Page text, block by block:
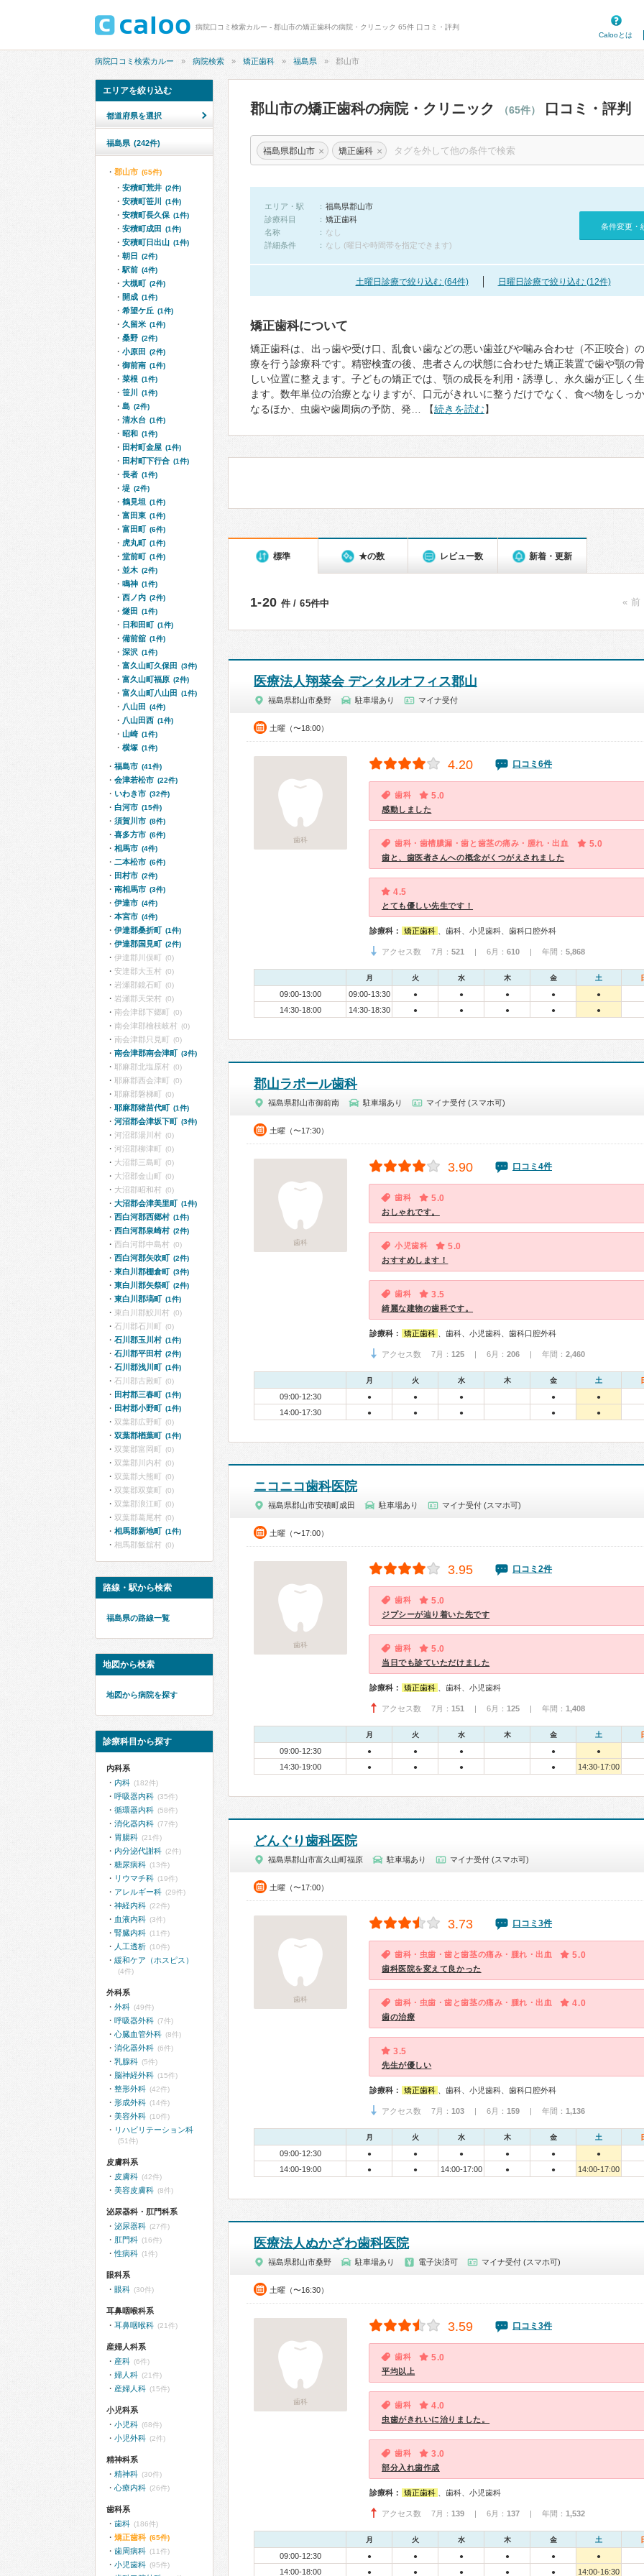
病院口コミ検索カルー - 郡山市の矯正歯科の病院・クリニック 65件 口コミ・評判
Calooとは
病院口コミ検索カルー 病院検索 矯正歯科 福島県 郡山市
郡山市の矯正歯科の病院・クリニック （65件） 口コミ・評判
福島県郡山市 × 矯正歯科 ×
エリア・駅
福島県郡山市
診療科目
矯正歯科
名称
なし
詳細条件
なし (曜日や時間帯を指定できます)
条件変更・
土曜日診療で絞り込む (64件) 日曜日診療で絞り込む (12件)
矯正歯科について
矯正歯科は、出っ歯や受け口、乱食い歯などの悪い歯並びや噛み合わせ（不正咬合）
療を行う診療科です。精密検査の後、患者さんの状態に合わせた矯正装置で歯や顎の
しい位置に整えます。子どもの矯正では、顎の成長を利用・誘導し、永久歯が正しく
ます。数年単位の治療となりますが、口元がきれいに整うだけでなく、食べ物をしっ
なるほか、虫歯や歯周病の予防、発… 【続きを読む】
標準 ★の数 レビュー数 新着・更新
1-20 件 / 65件中 « 前
医療法人翔菜会 デンタルオフィス郡山
福島県郡山市桑野 駐車場あり マイナ受付
土曜（〜18:00）
歯科
4.20 口コミ6件
歯科 5.0
感動しました
歯科・歯槽膿漏・歯と歯茎の痛み・腫れ・出血 5.0
歯と、歯医者さんへの概念がくつがえされました
4.5
とても優しい先生です！
診療科： 矯正歯科 、歯科、小児歯科、歯科口腔外科
アクセス数 7月： 521 | 6月： 610 | 年間： 5,868
月 火 水 木 金 土
09:00-13:00 09:00-13:30 ● ● ● ● ●
14:30-18:00 14:30-18:30 ● ● ● ● ●
郡山ラポール歯科
福島県郡山市御前南 駐車場あり マイナ受付 (スマホ可)
土曜（〜17:30）
歯科
3.90 口コミ4件
歯科 5.0
おしゃれです。
小児歯科 5.0
おすすめします！
歯科 3.5
綺麗な建物の歯科です。
診療科： 矯正歯科 、歯科、小児歯科、歯科口腔外科
アクセス数 7月： 125 | 6月： 206 | 年間： 2,460
月 火 水 木 金 土
09:00-12:30 ● ● ● ● ●
14:00-17:30 ● ● ● ● ●
ニコニコ歯科医院
福島県郡山市安積町成田 駐車場あり マイナ受付 (スマホ可)
土曜（〜17:00）
歯科
3.95 口コミ2件
歯科 5.0
ジプシーが辿り着いた先です
歯科 5.0
当日でも診ていただけました
診療科： 矯正歯科 、歯科、小児歯科
アクセス数 7月： 151 | 6月： 125 | 年間： 1,408
月 火 水 木 金 土
09:00-12:30 ● ● ● ● ●
14:30-19:00 ● ● ● ● 14:30-17:00
どんぐり歯科医院
福島県郡山市富久山町福原 駐車場あり マイナ受付 (スマホ可)
土曜（〜17:00）
歯科
3.73 口コミ3件
歯科・虫歯・歯と歯茎の痛み・腫れ・出血 5.0
歯科医院を変えて良かった
歯科・虫歯・歯と歯茎の痛み・腫れ・出血 4.0
歯の治療
3.5
先生が優しい
診療科： 矯正歯科 、歯科、小児歯科、歯科口腔外科
アクセス数 7月： 103 | 6月： 159 | 年間： 1,136
月 火 水 木 金 土
09:00-12:30 ● ● ● ● ● ●
14:00-19:00 ● ● 14:00-17:00 ● ● 14:00-17:00
医療法人ぬかざわ歯科医院
福島県郡山市桑野 駐車場あり 電子決済可 マイナ受付 (スマホ可)
土曜（〜16:30）
歯科
3.59 口コミ3件
歯科 5.0
平均以上
歯科 4.0
虫歯がきれいに治りました。
歯科 3.0
部分入れ歯作成
診療科： 矯正歯科 、歯科、小児歯科
アクセス数 7月： 139 | 6月： 137 | 年間： 1,532
月 火 水 木 金 土
09:00-12:30 ● ● ● ● ● ●
14:00-18:00 ● ● ● ● ● 14:00-16:30
エリアを絞り込む
都道府県を選択
福島県 (242件)
郡山市 (65件)
安積町荒井 (2件)
安積町笹川 (1件)
安積町長久保 (1件)
安積町成田 (1件)
安積町日出山 (1件)
朝日 (2件)
駅前 (4件)
大槻町 (2件)
開成 (1件)
希望ケ丘 (1件)
久留米 (1件)
桑野 (2件)
小原田 (2件)
御前南 (1件)
菜根 (1件)
笹川 (1件)
島 (2件)
清水台 (1件)
昭和 (1件)
田村町金屋 (1件)
田村町下行合 (1件)
長者 (1件)
堤 (2件)
鶴見坦 (1件)
富田東 (1件)
富田町 (6件)
虎丸町 (1件)
堂前町 (1件)
並木 (2件)
鳴神 (1件)
西ノ内 (2件)
燧田 (1件)
日和田町 (1件)
備前舘 (1件)
深沢 (1件)
富久山町久保田 (3件)
富久山町福原 (2件)
富久山町八山田 (1件)
八山田 (4件)
八山田西 (1件)
山崎 (1件)
横塚 (1件)
福島市 (41件)
会津若松市 (22件)
いわき市 (32件)
白河市 (15件)
須賀川市 (8件)
喜多方市 (6件)
相馬市 (4件)
二本松市 (6件)
田村市 (2件)
南相馬市 (3件)
伊達市 (4件)
本宮市 (4件)
伊達郡桑折町 (1件)
伊達郡国見町 (2件)
伊達郡川俣町 (0)
安達郡大玉村 (0)
岩瀬郡鏡石町 (0)
岩瀬郡天栄村 (0)
南会津郡下郷町 (0)
南会津郡檜枝岐村 (0)
南会津郡只見町 (0)
南会津郡南会津町 (3件)
耶麻郡北塩原村 (0)
耶麻郡西会津町 (0)
耶麻郡磐梯町 (0)
耶麻郡猪苗代町 (1件)
河沼郡会津坂下町 (3件)
河沼郡湯川村 (0)
河沼郡柳津町 (0)
大沼郡三島町 (0)
大沼郡金山町 (0)
大沼郡昭和村 (0)
大沼郡会津美里町 (1件)
西白河郡西郷村 (1件)
西白河郡泉崎村 (2件)
西白河郡中島村 (0)
西白河郡矢吹町 (2件)
東白川郡棚倉町 (3件)
東白川郡矢祭町 (2件)
東白川郡塙町 (1件)
東白川郡鮫川村 (0)
石川郡石川町 (0)
石川郡玉川村 (1件)
石川郡平田村 (2件)
石川郡浅川町 (1件)
石川郡古殿町 (0)
田村郡三春町 (1件)
田村郡小野町 (1件)
双葉郡広野町 (0)
双葉郡楢葉町 (1件)
双葉郡富岡町 (0)
双葉郡川内村 (0)
双葉郡大熊町 (0)
双葉郡双葉町 (0)
双葉郡浪江町 (0)
双葉郡葛尾村 (0)
相馬郡新地町 (1件)
相馬郡飯舘村 (0)
路線・駅から検索
福島県の路線一覧
地図から検索
地図から病院を探す
診療科目から探す
内科系
内科 (182件)
呼吸器内科 (35件)
循環器内科 (58件)
消化器内科 (77件)
胃腸科 (21件)
内分泌代謝科 (2件)
糖尿病科 (13件)
リウマチ科 (19件)
アレルギー科 (29件)
神経内科 (22件)
血液内科 (3件)
腎臓内科 (11件)
人工透析 (10件)
緩和ケア（ホスピス）
(4件)
外科系
外科 (49件)
呼吸器外科 (7件)
心臓血管外科 (8件)
消化器外科 (6件)
乳腺科 (5件)
脳神経外科 (15件)
整形外科 (42件)
形成外科 (14件)
美容外科 (10件)
リハビリテーション科
(51件)
皮膚科系
皮膚科 (42件)
美容皮膚科 (8件)
泌尿器科・肛門科系
泌尿器科 (27件)
肛門科 (16件)
性病科 (1件)
眼科系
眼科 (30件)
耳鼻咽喉科系
耳鼻咽喉科 (21件)
産婦人科系
産科 (6件)
婦人科 (21件)
産婦人科 (15件)
小児科系
小児科 (68件)
小児外科 (2件)
精神科系
精神科 (30件)
心療内科 (26件)
歯科系
歯科 (186件)
矯正歯科 (65件)
歯周病科 (11件)
小児歯科 (95件)